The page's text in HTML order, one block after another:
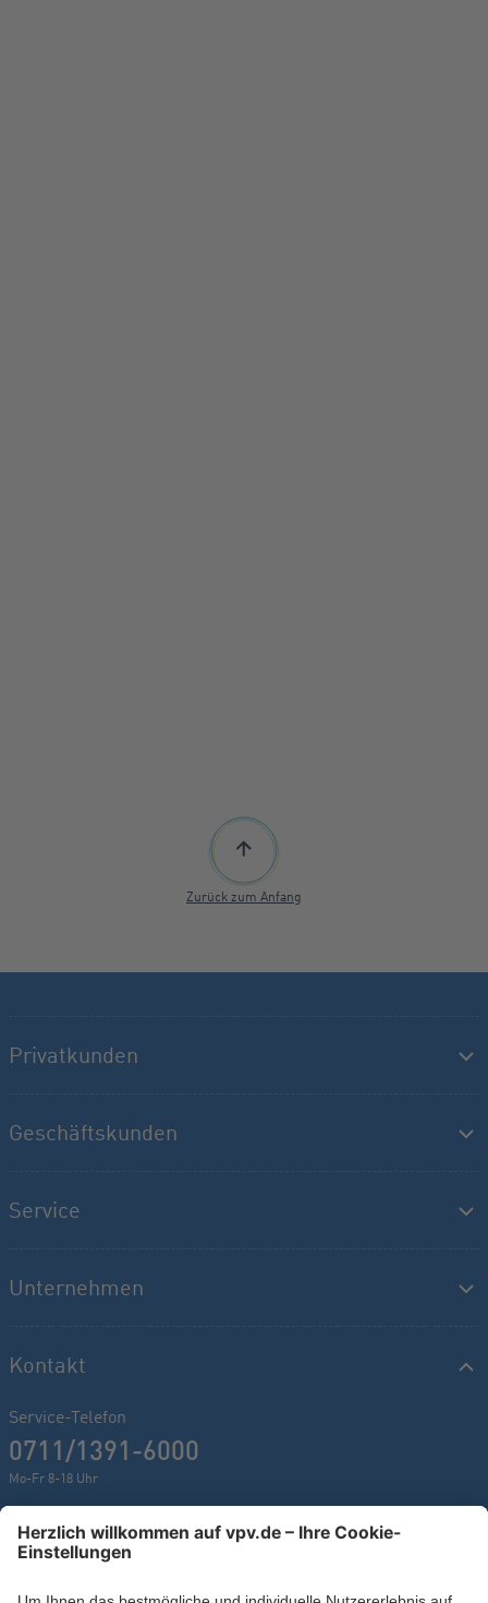
Zurück zum Anfang
Privatkunden
Geschäftskunden
Service
Unternehmen
Kontakt
Service-Telefon
0711/1391-6000
Mo-Fr 8-18 Uhr
Kontaktformular